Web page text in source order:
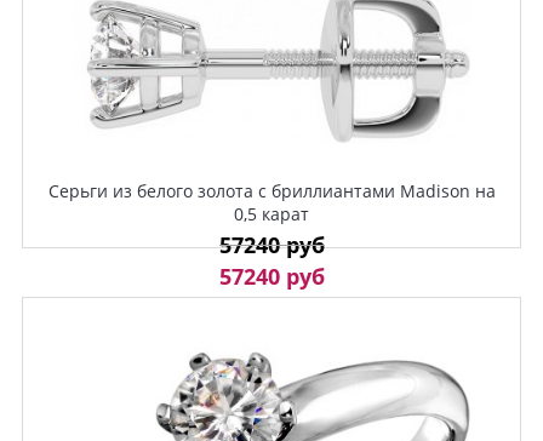
Серьги из белого золота с бриллиантами Madison на
0,5 карат
57240 руб
57240 руб